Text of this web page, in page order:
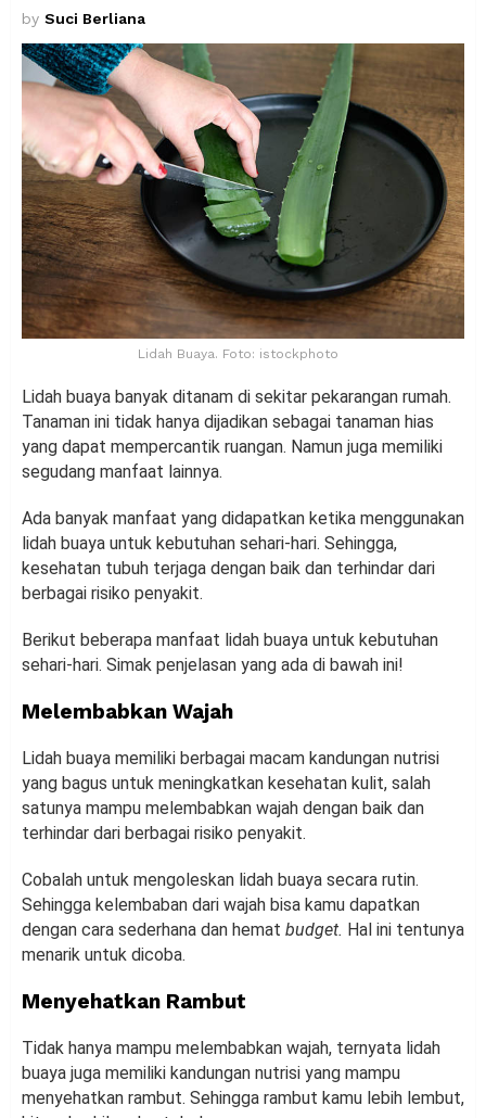
by Suci Berliana
Lidah Buaya. Foto: istockphoto
Lidah buaya banyak ditanam di sekitar pekarangan rumah.
Tanaman ini tidak hanya dijadikan sebagai tanaman hias
yang dapat mempercantik ruangan. Namun juga memiliki
segudang manfaat lainnya.
Ada banyak manfaat yang didapatkan ketika menggunakan
lidah buaya untuk kebutuhan sehari-hari. Sehingga,
kesehatan tubuh terjaga dengan baik dan terhindar dari
berbagai risiko penyakit.
Berikut beberapa manfaat lidah buaya untuk kebutuhan
sehari-hari. Simak penjelasan yang ada di bawah ini!
Melembabkan Wajah
Lidah buaya memiliki berbagai macam kandungan nutrisi
yang bagus untuk meningkatkan kesehatan kulit, salah
satunya mampu melembabkan wajah dengan baik dan
terhindar dari berbagai risiko penyakit.
Cobalah untuk mengoleskan lidah buaya secara rutin.
Sehingga kelembaban dari wajah bisa kamu dapatkan
dengan cara sederhana dan hemat budget. Hal ini tentunya
menarik untuk dicoba.
Menyehatkan Rambut
Tidak hanya mampu melembabkan wajah, ternyata lidah
buaya juga memiliki kandungan nutrisi yang mampu
menyehatkan rambut. Sehingga rambut kamu lebih lembut,